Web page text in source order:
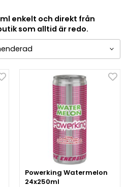
enkelt och direkt från
som alltid är redo.
Powerking Watermelon
24x250ml